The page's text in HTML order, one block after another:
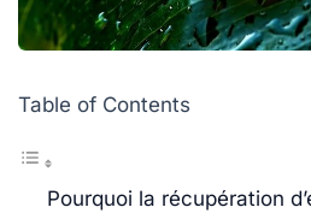
Table of Contents
Pourquoi la récupération